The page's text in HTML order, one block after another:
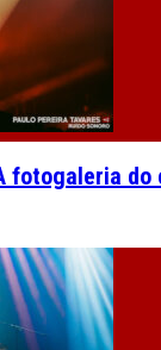
fotogaleria do